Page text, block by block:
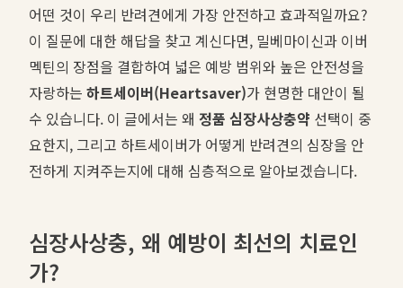
어떤 것이 우리 반려견에게 가장 안전하고 효과적일까요?
이 질문에 대한 해답을 찾고 계신다면, 밀베마이신과 이버
멕틴의 장점을 결합하여 넓은 예방 범위와 높은 안전성을
자랑하는 하트세이버(Heartsaver)가 현명한 대안이 될
수 있습니다. 이 글에서는 왜 정품 심장사상충약 선택이 중
요한지, 그리고 하트세이버가 어떻게 반려견의 심장을 안
전하게 지켜주는지에 대해 심층적으로 알아보겠습니다.
심장사상충, 왜 예방이 최선의 치료인
가?